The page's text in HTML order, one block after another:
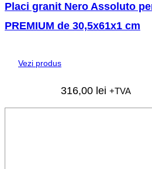
Placi granit Nero Assoluto
PREMIUM de 30,5x61x1 cm
Vezi produs
316,00 lei +TVA